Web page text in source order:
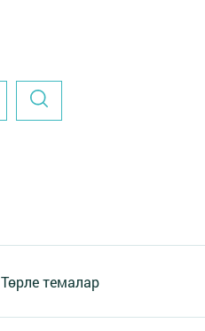
Төрле темалар